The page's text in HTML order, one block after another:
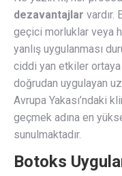
dezavantajlar vardır.
geçici morluklar veya
yanlış uygulanması
ciddi yan etkiler ortaya
doğrudan uygulayan
Avrupa Yakası’ndaki
geçmek adına en
sunulmaktadır.
Botoks